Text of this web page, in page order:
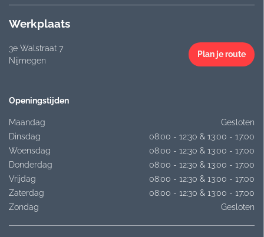
Werkplaats
3e Walstraat 7
Nijmegen
Plan je route
Openingstijden
Maandag
Gesloten
Dinsdag
08:00 - 12:30 & 13:00 - 17:00
Woensdag
08:00 - 12:30 & 13:00 - 17:00
Donderdag
08:00 - 12:30 & 13:00 - 17:00
Vrijdag
08:00 - 12:30 & 13:00 - 17:00
Zaterdag
08:00 - 12:30 & 13:00 - 17:00
Zondag
Gesloten